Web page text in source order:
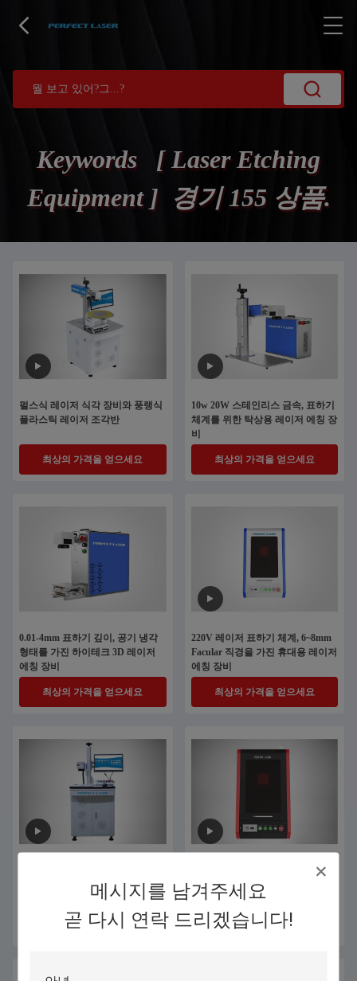
메시지를 남겨주세요
곧 다시 연락 드리겠습니다!
Keywords [ Laser Etching
Equipment ] 경기 155 상품.
펄스식 레이저 식각 장비와 풍랭식
플라스틱 레이저 조각반
최상의 가격을 얻으세요
10w 20W 스테인리스 금속, 표하기
체계를 위한 탁상용 레이저 에칭 장
비
최상의 가격을 얻으세요
0.01-4mm 표하기 깊이, 공기 냉각
형태를 가진 하이테크 3D 레이저
에칭 장비
최상의 가격을 얻으세요
220V 레이저 표하기 체계, 6~8mm
Facular 직경을 가진 휴대용 레이저
에칭 장비
최상의 가격을 얻으세요
저 표하기 장비 8000mm/S 기호화
최상의 가격을 얻으세요
산업 금속 레이저 표하기 기계, 좋
은 산출 광속을 가진 레이저 에칭
Machine
최상의 가격을 얻으세요